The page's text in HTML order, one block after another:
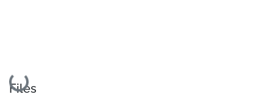
Loading...
Files